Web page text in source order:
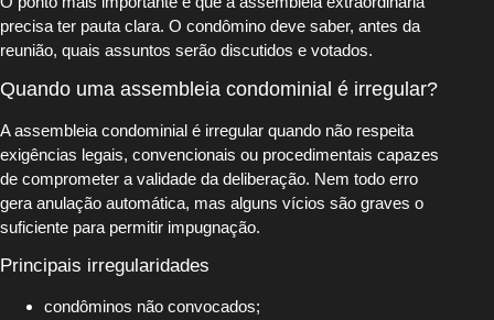
precisa ter pauta clara. O condômino deve saber, antes da
reunião, quais assuntos serão discutidos e votados.
Quando uma assembleia condominial é irregular?
A assembleia condominial é irregular quando não respeita
exigências legais, convencionais ou procedimentais capazes
de comprometer a validade da deliberação. Nem todo erro
gera anulação automática, mas alguns vícios são graves o
suficiente para permitir impugnação.
Principais irregularidades
condôminos não convocados;